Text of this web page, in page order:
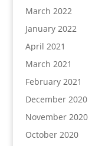
March 2022
January 2022
April 2021
March 2021
February 2021
December 2020
November 2020
October 2020